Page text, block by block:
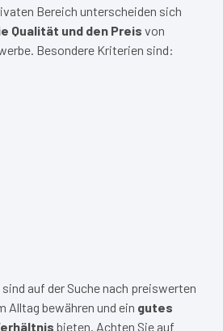
Bereich unterscheiden sich
Qualität und den Preis von
Besondere Kriterien sind:
auf der Suche nach preiswerten
Alltag bewähren und ein gutes
bieten. Achten Sie auf